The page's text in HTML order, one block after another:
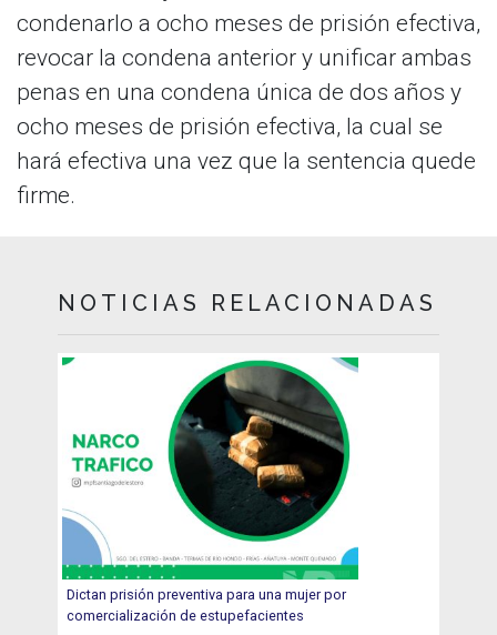
condenarlo a ocho meses de prisión efectiva,
revocar la condena anterior y unificar ambas
penas en una condena única de dos años y
ocho meses de prisión efectiva, la cual se
hará efectiva una vez que la sentencia quede
firme.
NOTICIAS RELACIONADAS
Dictan prisión preventiva para una mujer por
comercialización de estupefacientes